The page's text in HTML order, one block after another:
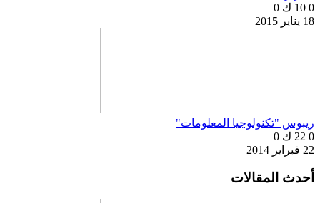
0 10 ك
0
18 يناير 2015
ريبوس "تكنولوجيا المعلومات"
0 22 ك
0
22 فبراير 2014
أحدث المقالات